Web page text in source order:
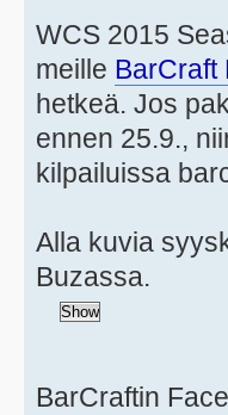
WCS 2015
meille BarCraft
hetkeä. Jos
ennen 25.9.,
kilpailuissa
Alla kuvia
Buzassa.
BarCraftin